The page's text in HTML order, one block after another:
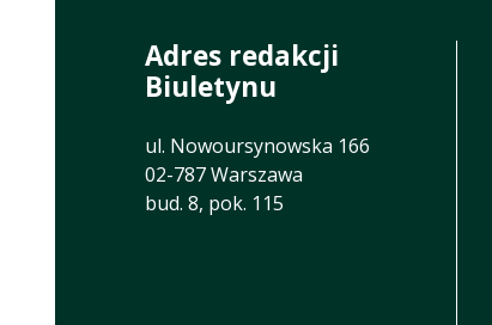
Adres redakcji
Biuletynu
ul. Nowoursynowska 166
02-787 Warszawa
bud. 8, pok. 115